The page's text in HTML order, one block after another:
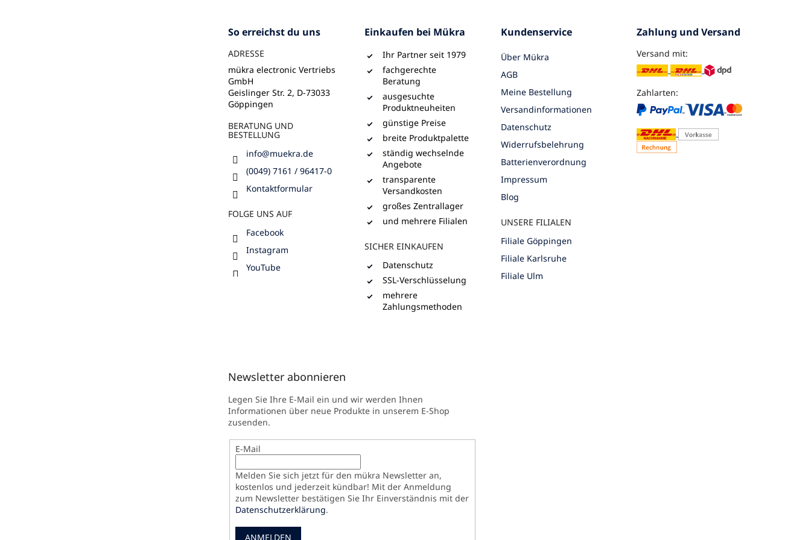
So erreichst du uns
ADRESSE
mükra electronic Vertriebs
GmbH
Geislinger Str. 2, D-73033
Göppingen
BERATUNG UND
BESTELLUNG
info@muekra.de
(0049) 7161 / 96417-0
Kontaktformular
FOLGE UNS AUF
Facebook
Instagram
YouTube
Einkaufen bei Mükra
Ihr Partner seit 1979
fachgerechte
Beratung
ausgesuchte
Produktneuheiten
günstige Preise
breite Produktpalette
ständig wechselnde
Angebote
transparente
Versandkosten
großes Zentrallager
und mehrere Filialen
SICHER EINKAUFEN
Datenschutz
SSL-Verschlüsselung
mehrere
Zahlungsmethoden
Kundenservice
Über Mükra
AGB
Meine Bestellung
Versandinformationen
Datenschutz
Widerrufsbelehrung
Batterienverordnung
Impressum
Blog
UNSERE FILIALEN
Filiale Göppingen
Filiale Karlsruhe
Filiale Ulm
Zahlung und Versand
Versand mit:
Zahlarten:
Newsletter abonnieren
Legen Sie Ihre E-Mail ein und wir werden Ihnen
Informationen über neue Produkte in unserem E-Shop
zusenden.
E-Mail
Melden Sie sich jetzt für den mükra Newsletter an,
kostenlos und jederzeit kündbar! Mit der Anmeldung
zum Newsletter bestätigen Sie Ihr Einverständnis mit der
Datenschutzerklärung.
ANMELDEN